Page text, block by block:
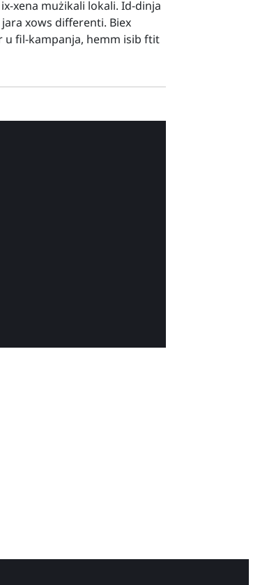
xena mużikali lokali. Id-dinja
xows differenti. Biex
u fil-kampanja, hemm isib ftit